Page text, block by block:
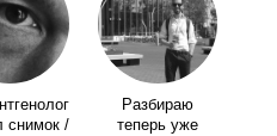
снимок /
Разбираю
теперь уже